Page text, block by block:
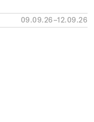
09.09.26–12.09.26